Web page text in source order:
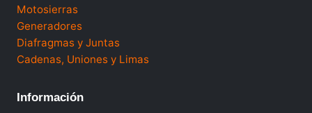
Motosierras
Generadores
Diafragmas y Juntas
Cadenas, Uniones y Limas
Información